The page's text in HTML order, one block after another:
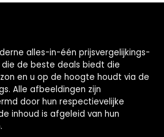
alles-in-één prijsvergelijkings-
de beste deals biedt die
en u op de hoogte houdt via de
Alle afbeeldingen zijn
door hun respectievelijke
inhoud is afgeleid van hun